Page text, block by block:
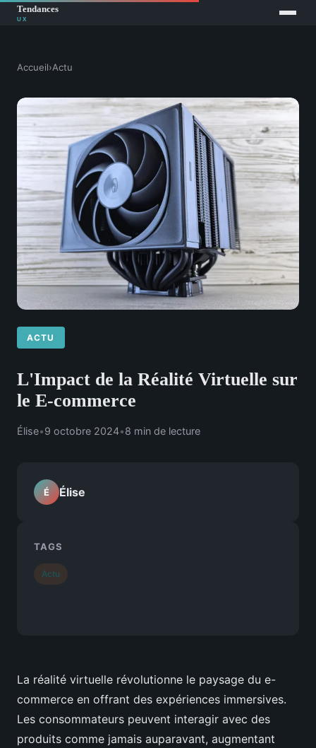
Accueil›Actu
ACTU
L'Impact de la Réalité Virtuelle sur
le E-commerce
Élise•9 octobre 2024•8 min de lecture
La réalité virtuelle révolutionne le paysage du e-
commerce en offrant des expériences immersives.
Les consommateurs peuvent interagir avec des
produits comme jamais auparavant, augmentant
É Élise
TAGS
Actu